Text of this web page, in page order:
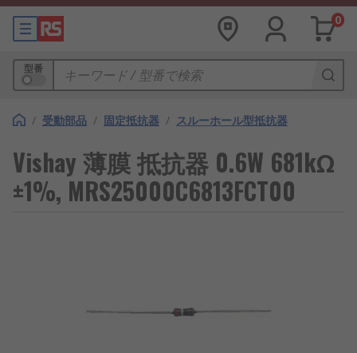
0
型番
/ 受動部品 / 固定抵抗器 / スルーホール型抵抗器
Vishay 薄膜 抵抗器 0.6W 681kΩ
±1%, MRS25000C6813FCT00